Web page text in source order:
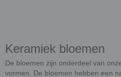
Keramiek bloemen
De bloemen zijn onderdeel van
vormen. De bloemen hebben een